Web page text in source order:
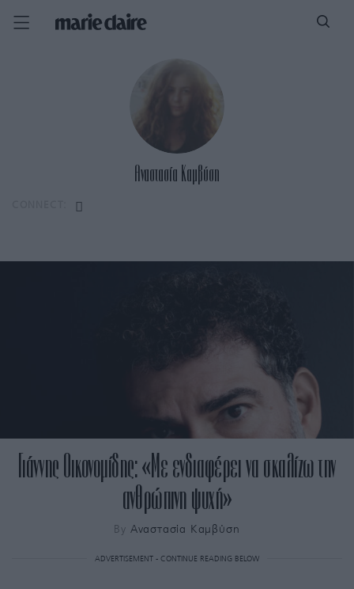
Αναστασία Καμβύση
Γιάννης Οικονομίδης: «Με ενδιαφέρει να σκαλίζω την
ανθρώπινη ψυχή»
By Αναστασία Καμβύση
ADVERTISEMENT - CONTINUE READING BELOW